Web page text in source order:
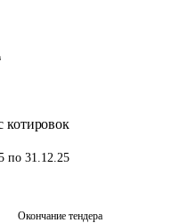
котировок
по 31.12.25
Окончание тендера